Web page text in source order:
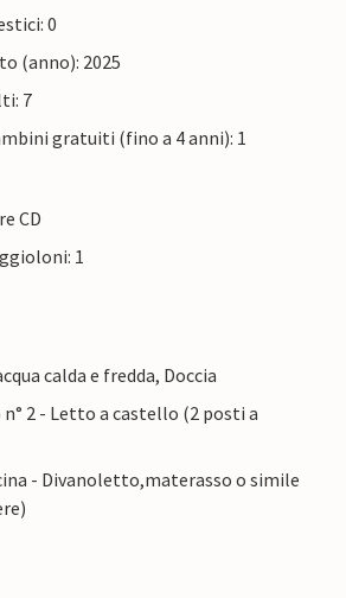
0
(anno): 2025
7
gratuiti (fino a 4 anni): 1
CD
1
calda e fredda, Doccia
2 - Letto a castello (2 posti a
- Divanoletto,materasso o simile